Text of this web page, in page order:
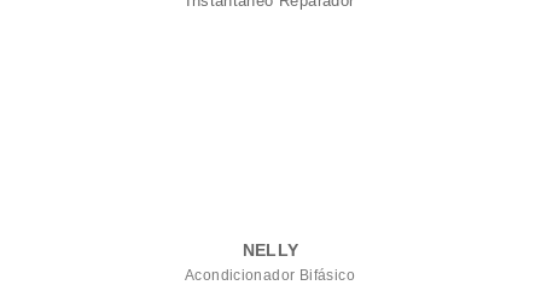
NELLY
Acondicionador Bifásico